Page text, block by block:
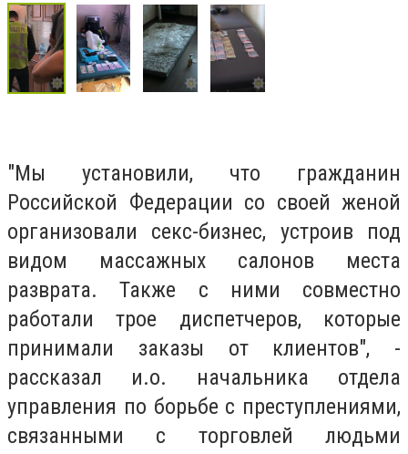
″Мы установили, что гражданин
Российской Федерации со своей женой
организовали секс-бизнес, устроив под
видом массажных салонов места
разврата. Также с ними совместно
работали трое диспетчеров, которые
принимали заказы от клиентов″, -
рассказал и.о. начальника отдела
управления по борьбе с преступлениями,
связанными с торговлей людьми